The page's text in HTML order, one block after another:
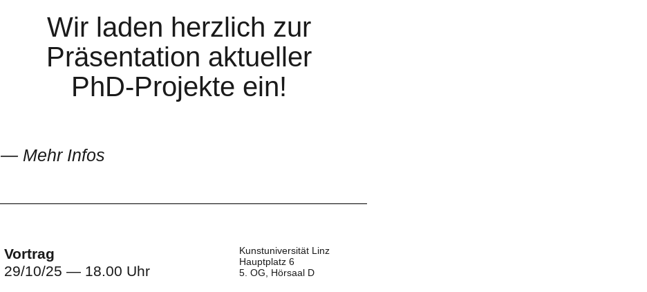
Wir laden herzlich zur
Präsentation aktueller
PhD-Projekte ein!
— Mehr Infos
Vortrag
29/10/25 — 18.00 Uhr
Kunstuniversität Linz
Hauptplatz 6
5. OG, Hörsaal D